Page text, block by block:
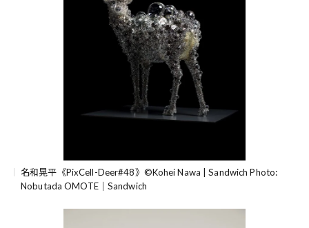
名和晃平《PixCell-Deer#48》©Kohei Nawa | Sandwich Photo:
Nobutada OMOTE｜Sandwich